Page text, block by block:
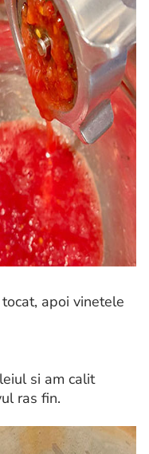
apoi vinetele
si am calit
ras fin.